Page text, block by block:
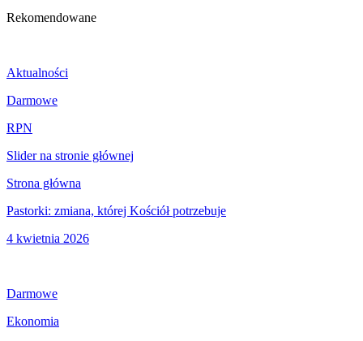
Rekomendowane
Aktualności
Darmowe
RPN
Slider na stronie głównej
Strona główna
Pastorki: zmiana, której Kościół potrzebuje
4 kwietnia 2026
Darmowe
Ekonomia